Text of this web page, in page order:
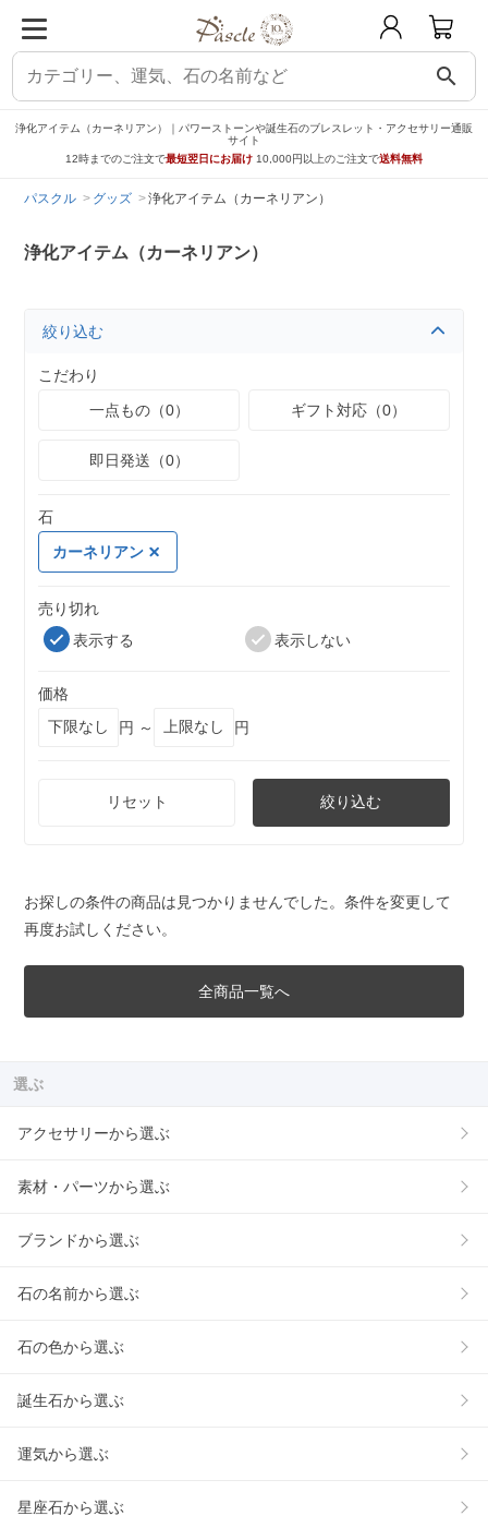
search
浄化アイテム（カーネリアン）｜パワーストーンや誕生石のブレスレット・アクセサリー通販
サイト
12時までのご注文で最短翌日にお届け 10,000円以上のご注文で送料無料
パスクル グッズ 浄化アイテム（カーネリアン）
浄化アイテム（カーネリアン）
絞り込む
こだわり
一点もの（0）
ギフト対応（0）
即日発送（0）
石
カーネリアン
売り切れ
表示する
表示しない
価格
円 ～
円
リセット 絞り込む
お探しの条件の商品は見つかりませんでした。条件を変更して
再度お試しください。
全商品一覧へ
選ぶ
アクセサリーから選ぶ
素材・パーツから選ぶ
ブランドから選ぶ
石の名前から選ぶ
石の色から選ぶ
誕生石から選ぶ
運気から選ぶ
星座石から選ぶ